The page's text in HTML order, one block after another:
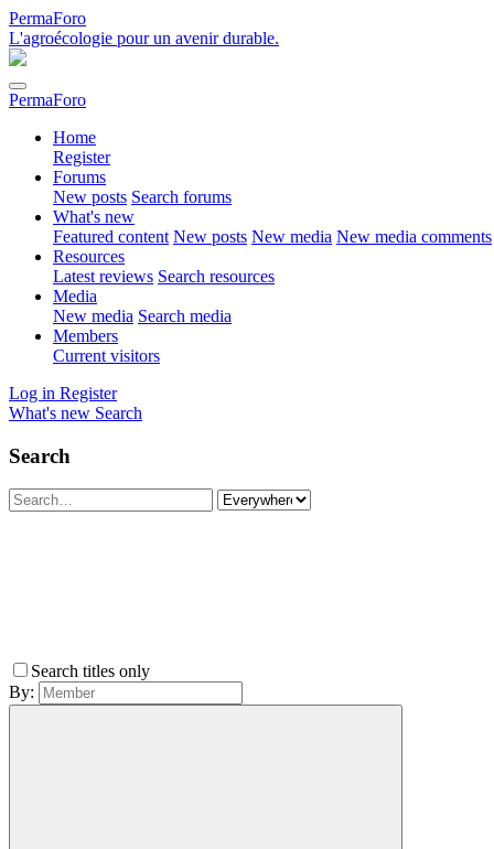
PermaForo
L'agroécologie pour un avenir durable.
PermaForo
Home
Register
Forums
New posts Search forums
What's new
Featured content New posts New media New media comments
Resources
Latest reviews Search resources
Media
New media Search media
Members
Current visitors
Log in Register
What's new Search
Search
Search titles only
By: